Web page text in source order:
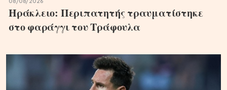
08/08/2026
Ηράκλειο: Περιπατητής τραυματίστηκε
στο φαράγγι του Τράφουλα